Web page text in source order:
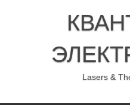
Lasers &